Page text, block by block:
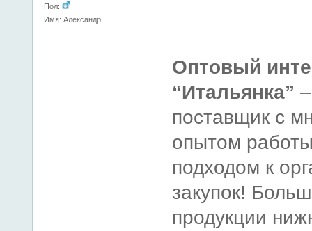
Пол:
Имя: Александр
Оптовый
“Итальянка”
поставщик с
опытом
подходом к
закупок!
продукции